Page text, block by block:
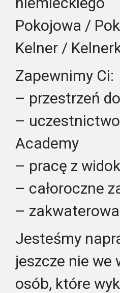
Pokojowa /
Kelner /
Zapewnimy Ci:
– przestrzeń
–
Academy
– pracę z
– całoroczne
–
Jesteśmy
jeszcze nie we
osób, które